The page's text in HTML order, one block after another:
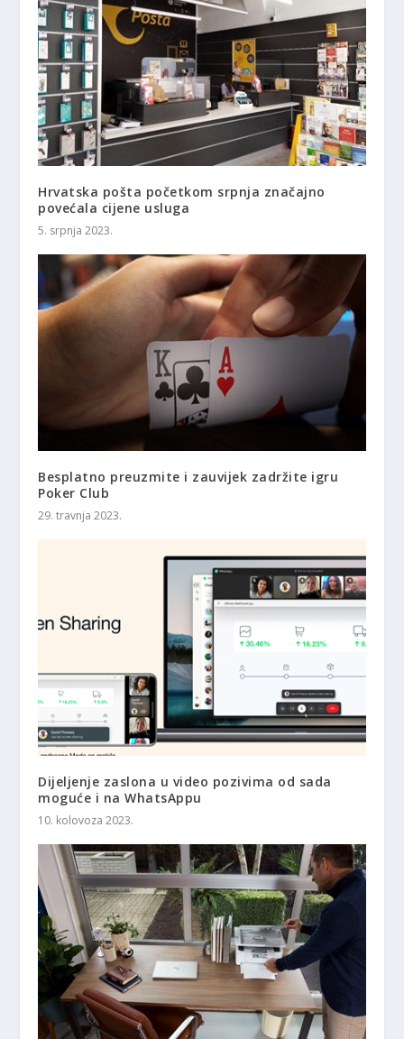
Hrvatska pošta početkom srpnja značajno
povećala cijene usluga
5. srpnja 2023.
Besplatno preuzmite i zauvijek zadržite igru ​​
Poker Club
29. travnja 2023.
Dijeljenje zaslona u video pozivima od sada
moguće i na WhatsAppu
10. kolovoza 2023.